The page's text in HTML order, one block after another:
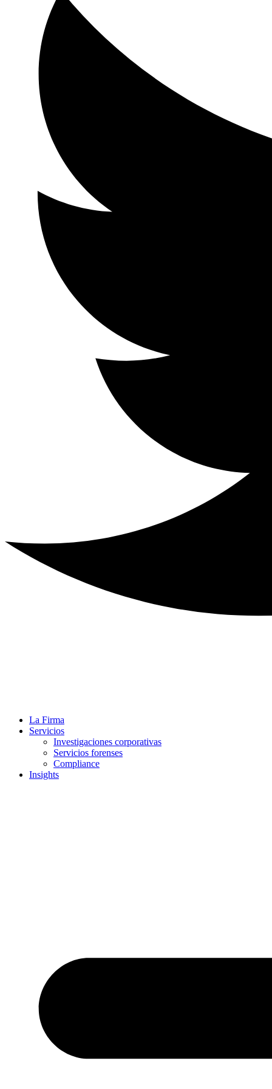
La Firma
Servicios
Investigaciones corporativas
Servicios forenses
Compliance
Insights